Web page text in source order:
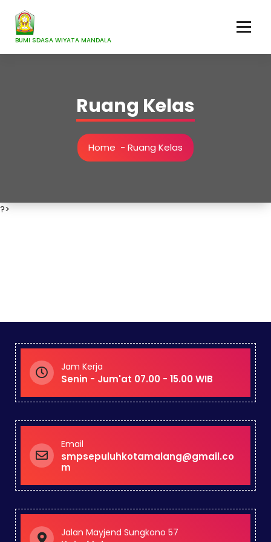
content
BUMI SDASA WIYATA MANDALA
Ruang Kelas
Home - Ruang Kelas
?>
Jam Kerja
Senin - Jum'at 07.00 - 15.00 WIB
Email
smpsepuluhkotamalang@gmail.co
m
Jalan Mayjend Sungkono 57